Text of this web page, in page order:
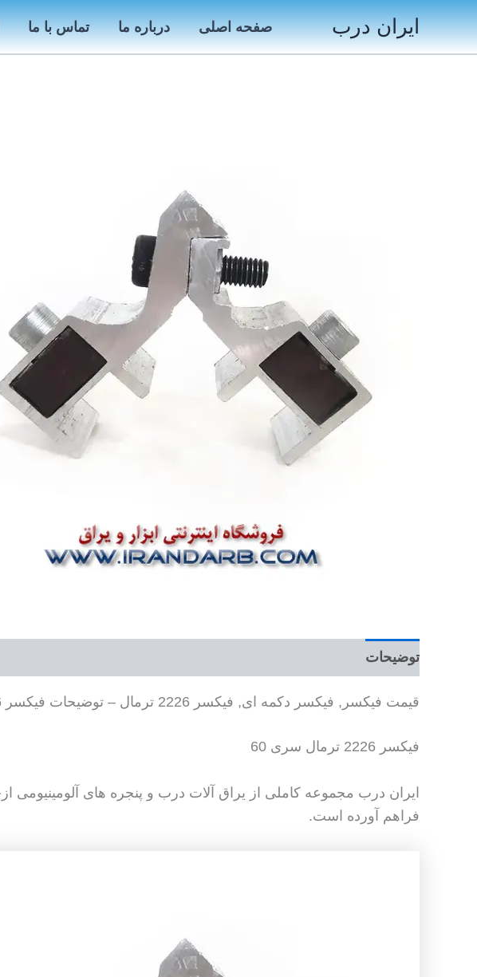
پرش
به
محتوا
ایران درب صفحه اصلی درباره ما تماس با ما
توضیحات
قیمت فیکسر, فیکسر دکمه ای, فیکسر 2226 ترمال – توضیحات فیکسر 2226 ترمال سری 60
فیکسر 2226 ترمال سری 60
فراهم آورده است.